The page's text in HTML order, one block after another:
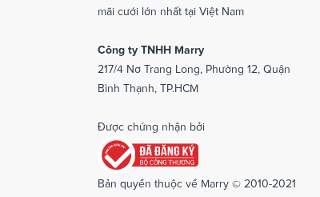
mãi cưới lớn nhất tại Việt Nam
Công ty TNHH Marry
217/4 Nơ Trang Long, Phường 12, Quận
Bình Thạnh, TP.HCM
Được chứng nhận bởi
Bản quyền thuộc về Marry © 2010-2021